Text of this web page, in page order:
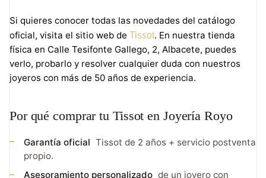
Si quieres conocer todas las novedades del catálogo
oficial, visita el sitio web de Tissot. En nuestra tienda
física en Calle Tesifonte Gallego, 2, Albacete, puedes
verlo, probarlo y resolver cualquier duda con nuestros
joyeros con más de 50 años de experiencia.
Por qué comprar tu Tissot en Joyería Royo
Garantía oficial Tissot de 2 años + servicio postventa
propio.
Asesoramiento personalizado de un joyero con